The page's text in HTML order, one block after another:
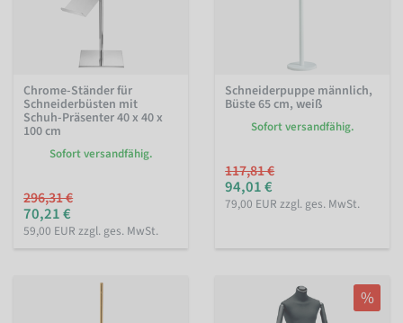
Chrome-Ständer für
Schneiderbüsten mit
Schuh-Präsenter 40 x 40 x
100 cm
Sofort versandfähig.
296,31 €
70,21 €
59,00 EUR zzgl. ges. MwSt.
Schneiderpuppe männlich,
Büste 65 cm, weiß
Sofort versandfähig.
117,81 €
94,01 €
79,00 EUR zzgl. ges. MwSt.
%